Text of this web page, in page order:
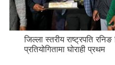
२०८०/१०/२३ बाट विद्युतीय
इजाजतको सुरुवात